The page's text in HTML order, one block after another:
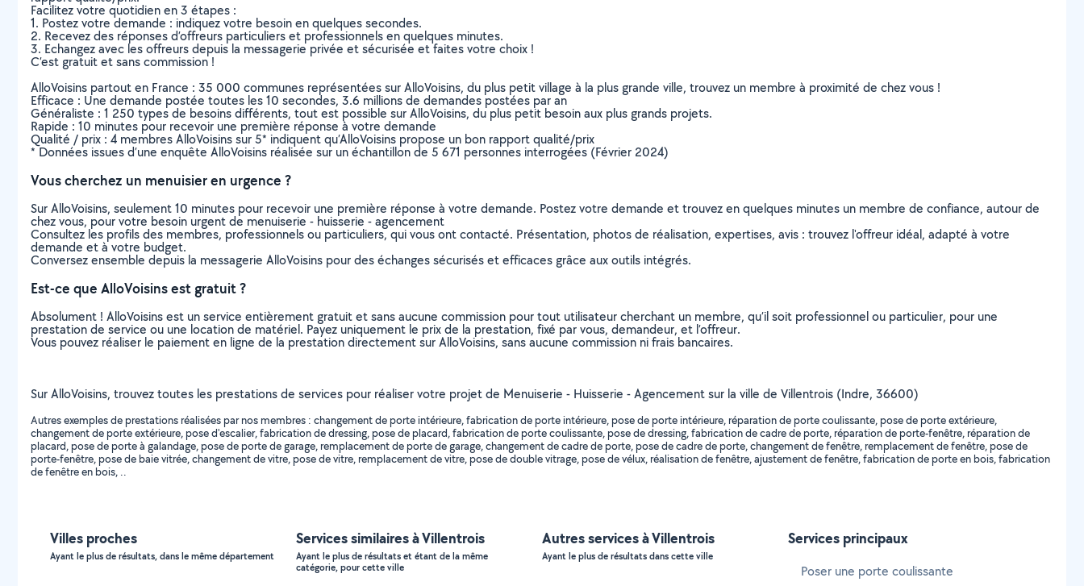
Facilitez votre quotidien en 3 étapes :
1. Postez votre demande : indiquez votre besoin en quelques secondes.
2. Recevez des réponses d’offreurs particuliers et professionnels en quelques minutes.
3. Echangez avec les offreurs depuis la messagerie privée et sécurisée et faites votre choix !
C’est gratuit et sans commission !
AlloVoisins partout en France : 35 000 communes représentées sur AlloVoisins, du plus petit village à la plus grande ville, trouvez un membre à proximité de chez vous !
Efficace : Une demande postée toutes les 10 secondes, 3.6 millions de demandes postées par an
Généraliste : 1 250 types de besoins différents, tout est possible sur AlloVoisins, du plus petit besoin aux plus grands projets.
Rapide : 10 minutes pour recevoir une première réponse à votre demande
Qualité / prix : 4 membres AlloVoisins sur 5* indiquent qu’AlloVoisins propose un bon rapport qualité/prix
* Données issues d’une enquête AlloVoisins réalisée sur un échantillon de 5 671 personnes interrogées (Février 2024)
Vous cherchez un menuisier en urgence ?
Sur AlloVoisins, seulement 10 minutes pour recevoir une première réponse à votre demande. Postez votre demande et trouvez en quelques minutes un membre de confiance, autour de
chez vous, pour votre besoin urgent de menuiserie - huisserie - agencement
Consultez les profils des membres, professionnels ou particuliers, qui vous ont contacté. Présentation, photos de réalisation, expertises, avis : trouvez l'offreur idéal, adapté à votre
demande et à votre budget.
Conversez ensemble depuis la messagerie AlloVoisins pour des échanges sécurisés et efficaces grâce aux outils intégrés.
Est-ce que AlloVoisins est gratuit ?
Absolument ! AlloVoisins est un service entièrement gratuit et sans aucune commission pour tout utilisateur cherchant un membre, qu’il soit professionnel ou particulier, pour une
prestation de service ou une location de matériel. Payez uniquement le prix de la prestation, fixé par vous, demandeur, et l’offreur.
Vous pouvez réaliser le paiement en ligne de la prestation directement sur AlloVoisins, sans aucune commission ni frais bancaires.
Sur AlloVoisins, trouvez toutes les prestations de services pour réaliser votre projet de Menuiserie - Huisserie - Agencement sur la ville de Villentrois (Indre, 36600)
Autres exemples de prestations réalisées par nos membres : changement de porte intérieure, fabrication de porte intérieure, pose de porte intérieure, réparation de porte coulissante, pose de porte extérieure,
changement de porte extérieure, pose d'escalier, fabrication de dressing, pose de placard, fabrication de porte coulissante, pose de dressing, fabrication de cadre de porte, réparation de porte-fenêtre, réparation de
placard, pose de porte à galandage, pose de porte de garage, remplacement de porte de garage, changement de cadre de porte, pose de cadre de porte, changement de fenêtre, remplacement de fenêtre, pose de
porte-fenêtre, pose de baie vitrée, changement de vitre, pose de vitre, remplacement de vitre, pose de double vitrage, pose de vélux, réalisation de fenêtre, ajustement de fenêtre, fabrication de porte en bois, fabrication
de fenêtre en bois, ..
Villes proches
Ayant le plus de résultats, dans le même département
Services similaires à Villentrois
Ayant le plus de résultats et étant de la même
catégorie, pour cette ville
Autres services à Villentrois
Ayant le plus de résultats dans cette ville
Services principaux
Poser une porte coulissante